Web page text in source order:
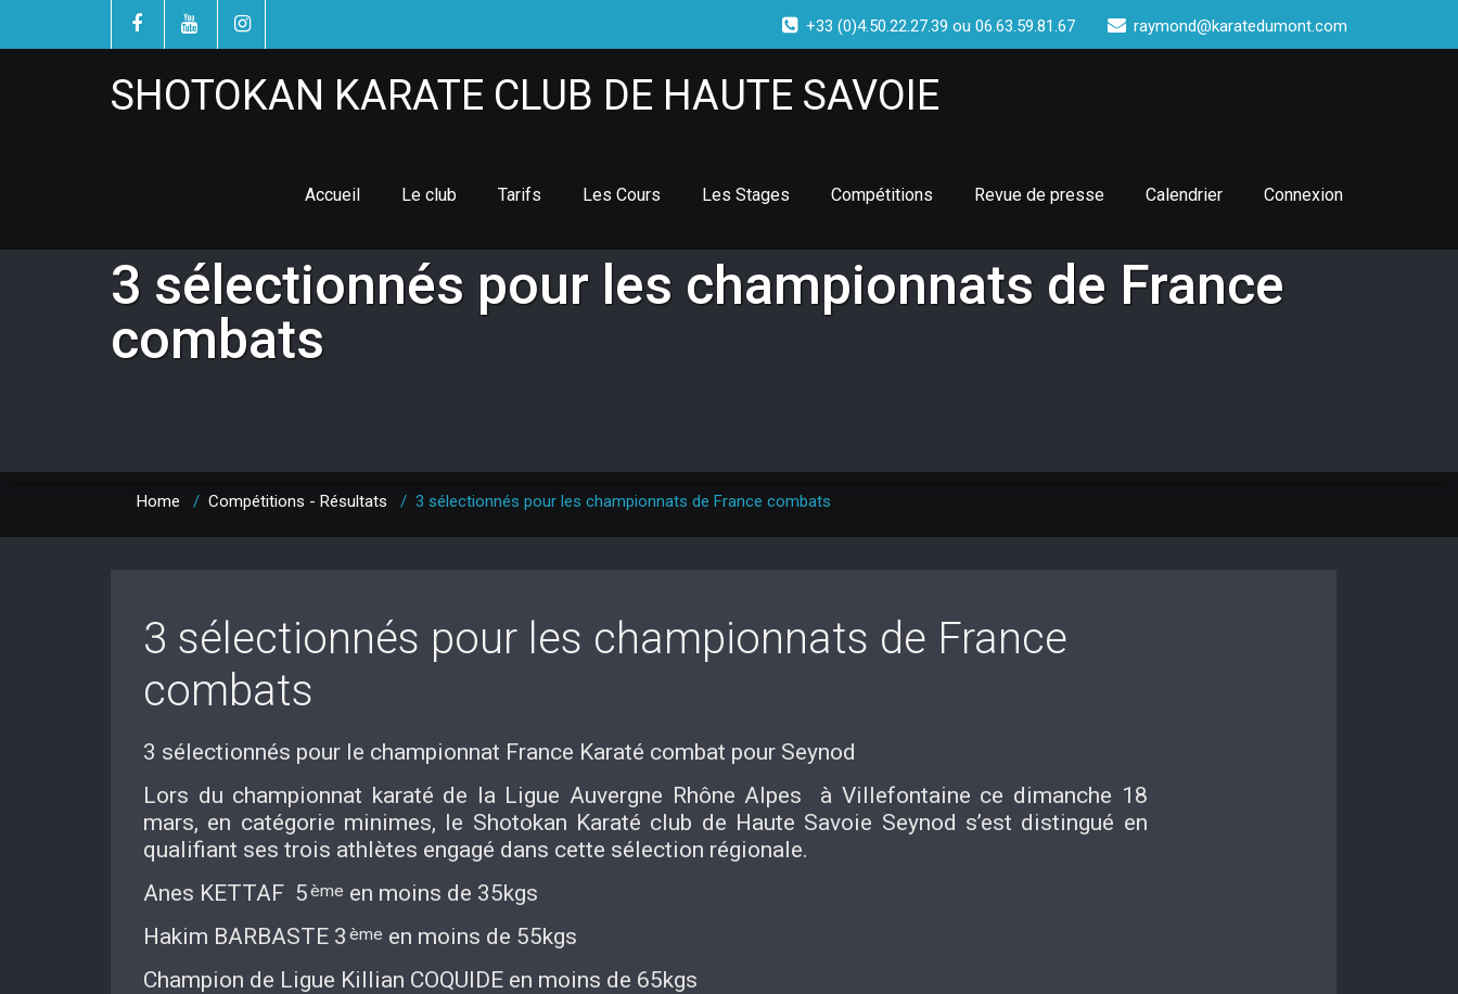
+33 (0)4.50.22.27.39 ou 06.63.59.81.67 raymond@karatedumont.com
SHOTOKAN KARATE CLUB DE HAUTE SAVOIE
Accueil Le club Tarifs Les Cours Les Stages Compétitions Revue de presse Calendrier Connexion
3 sélectionnés pour les championnats de France
combats
Home / Compétitions - Résultats / 3 sélectionnés pour les championnats de France combats
3 sélectionnés pour les championnats de France
combats
3 sélectionnés pour le championnat France Karaté combat pour Seynod
Lors du championnat karaté de la Ligue Auvergne Rhône Alpes à Villefontaine ce dimanche 18
mars, en catégorie minimes, le Shotokan Karaté club de Haute Savoie Seynod s’est distingué en
qualifiant ses trois athlètes engagé dans cette sélection régionale.
Anes KETTAF 5ème en moins de 35kgs
Hakim BARBASTE 3 ème en moins de 55kgs
Champion de Ligue Killian COQUIDE en moins de 65kgs